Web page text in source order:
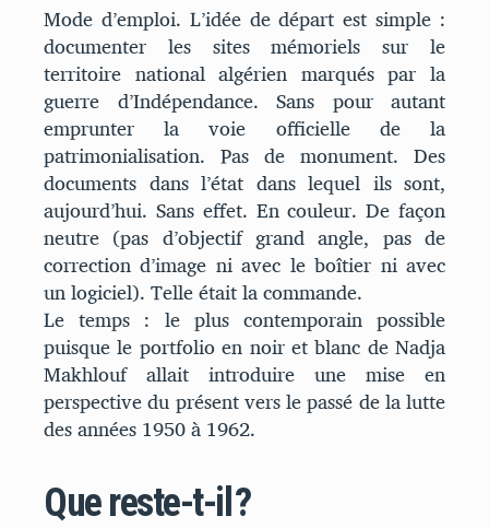
Mode d’emploi. L’idée de départ est simple :
documenter les sites mémoriels sur le
territoire national algérien marqués par la
guerre d’Indépendance. Sans pour autant
emprunter la voie officielle de la
patrimonialisation. Pas de monument. Des
documents dans l’état dans lequel ils sont,
aujourd’hui. Sans effet. En couleur. De façon
neutre (pas d’objectif grand angle, pas de
correction d’image ni avec le boîtier ni avec
un logiciel). Telle était la commande.
Le temps : le plus contemporain possible
puisque le portfolio en noir et blanc de Nadja
Makhlouf allait introduire une mise en
perspective du présent vers le passé de la lutte
des années 1950 à 1962.
Que reste-t-il ?